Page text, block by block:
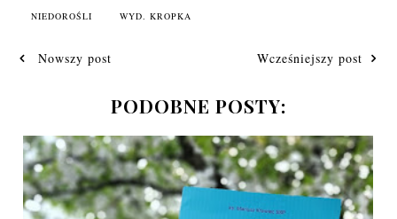
NIEDOROŚLI WYD. KROPKA
Nowszy post Wcześniejszy post
PODOBNE POSTY: